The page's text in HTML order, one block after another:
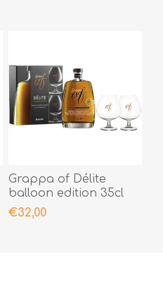
Grappa of Délite
balloon edition 35cl
€32,00